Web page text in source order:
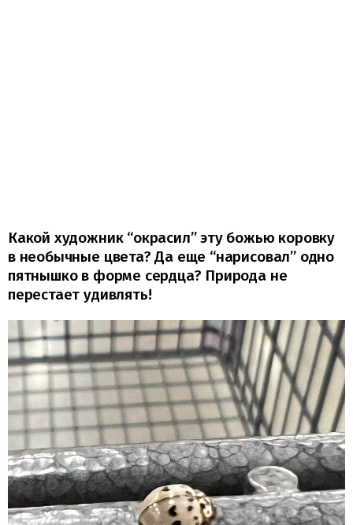
Какой художник “окрасил” эту божью коровку
в необычные цвета? Да еще “нарисовал” одно
пятнышко в форме сердца? Природа не
перестает удивлять!